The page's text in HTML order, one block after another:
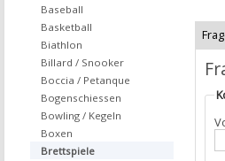
Baseball
Basketball
Biathlon
Billard / Snooker
Boccia / Petanque
Bogenschiessen
Bowling / Kegeln
Boxen
Brettspiele